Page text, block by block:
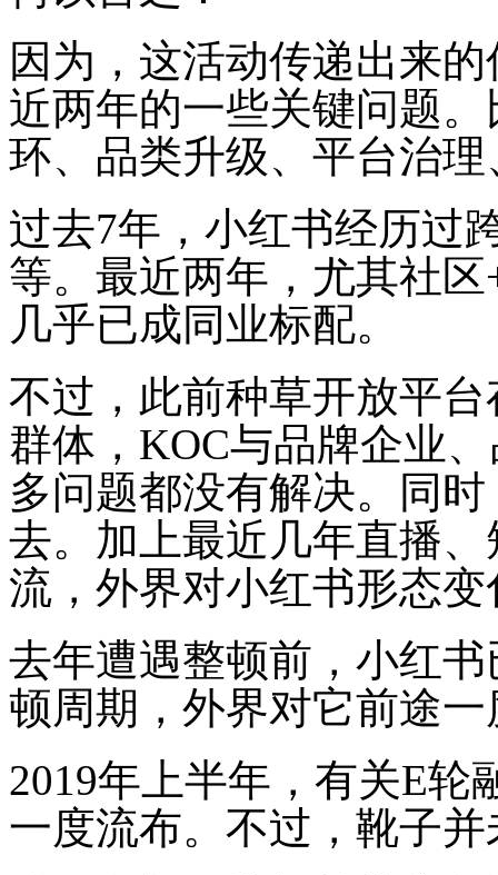
因为，这活动传递出来
近两年的一些关键问题
环、品类升级、平台治
过去7年，小红书经历过
等。最近两年，尤其社
几乎已成同业标配。
不过，此前种草开放平
群体，KOC与品牌企业
多问题都没有解决。同
去。加上最近几年直播
流，外界对小红书形态
去年遭遇整顿前，小红
顿周期，外界对它前途
2019年上半年，有关E轮
一度流布。不过，靴子